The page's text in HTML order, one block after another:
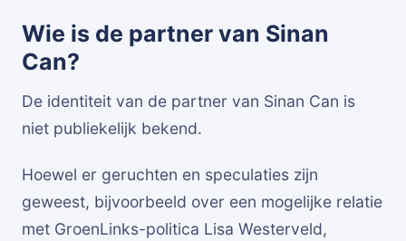
Wie is de partner van Sinan
Can?
De identiteit van de partner van Sinan Can is
niet publiekelijk bekend.
Hoewel er geruchten en speculaties zijn
geweest, bijvoorbeeld over een mogelijke relatie
met GroenLinks-politica Lisa Westerveld,